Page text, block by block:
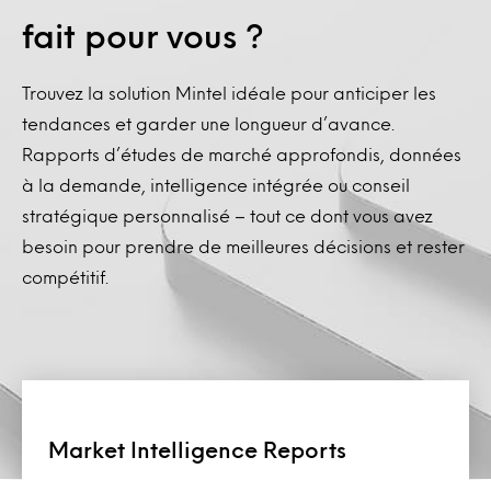
fait pour vous ?
Trouvez la solution Mintel idéale pour anticiper les
tendances et garder une longueur d’avance.
Rapports d’études de marché approfondis, données
à la demande, intelligence intégrée ou conseil
stratégique personnalisé – tout ce dont vous avez
besoin pour prendre de meilleures décisions et rester
compétitif.
Market Intelligence Reports